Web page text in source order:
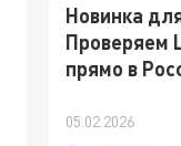
Новинка
Проверяем
прямо в
05.02.2026